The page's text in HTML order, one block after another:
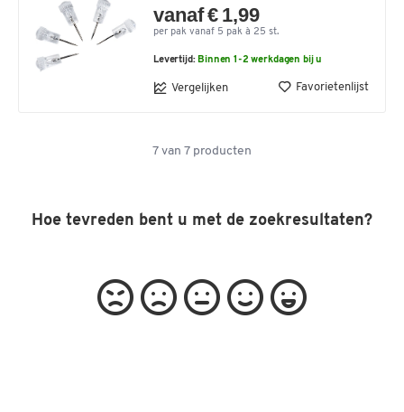
vanaf € 1,99
per pak vanaf 5 pak à 25 st.
Levertijd: Binnen 1-2 werkdagen bij u
Vergelijken Favorietenlijst
7 van 7 producten
Hoe tevreden bent u met de zoekresultaten?